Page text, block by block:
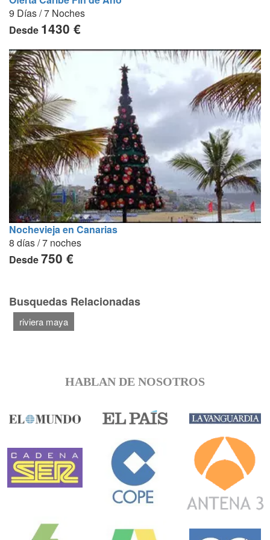
9 Días / 7 Noches
Desde 1430 €
Nochevieja en Canarias
8 días / 7 noches
Desde750 €
Busquedas Relacionadas
riviera maya
HABLAN DE NOSOTROS